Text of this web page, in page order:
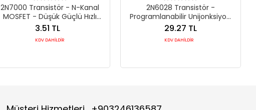
2N7000 Transistör - N-Kanal
MOSFET - Düşük Güçlü Hızlı
Anahtarlama Bileşeni (TO-92)
3.51 TL
KDV DAHİLDİR
2N6028 Transistör -
Programlanabilir Unijonksiyon
(PUT) - Tetikleme ve
Zamanlama Bileşeni (TO-92)
29.27 TL
KDV DAHİLDİR